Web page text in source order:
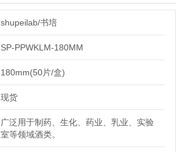
shupeilab/书培
SP-PPWKLM-180MM
180mm(50片/盒)
现货
广泛用于制药、生化、药业、乳业、实验
室等领域酒类。